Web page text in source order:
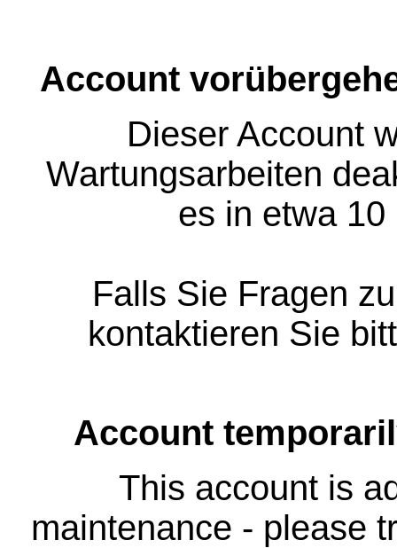
Account
Dieser Account
Wartungsarbeiten
es in etwa
Falls Sie Fragen
kontaktieren Sie
Account
This account is
maintenance - please